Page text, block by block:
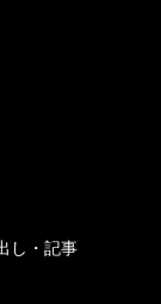
し・記事